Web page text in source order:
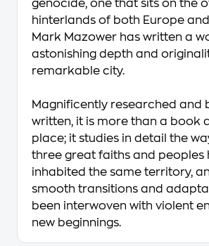
genocide, one that sits on the
hinterlands of both Europe
Mark Mazower has written a
astonishing depth and
remarkable city.
Magnificently researched and
written, it is more than a book
place; it studies in detail the
three great faiths and peoples
inhabited the same territory,
smooth transitions and
been interwoven with violent
new beginnings.